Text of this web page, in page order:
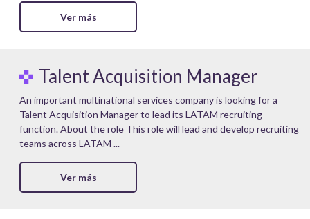
Ver más
Talent Acquisition Manager
An important multinational services company is looking for a
Talent Acquisition Manager to lead its LATAM recruiting
function. About the role This role will lead and develop recruiting
teams across LATAM ...
Ver más